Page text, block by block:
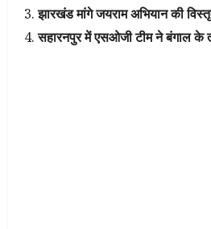
झारखंड मांगे जयराम अभियान की
सहारनपुर में एसओजी टीम ने बंगाल के